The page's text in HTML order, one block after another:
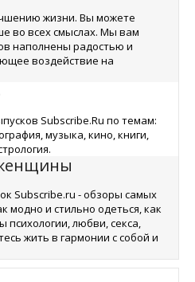
жизни. Вы можете
во всех смыслах. Мы вам
наполнены радостью и
воздействие на
Subscribe.Ru по темам:
музыка, кино, книги,
Subscribe.ru - обзоры самых
модно и стильно одеться, как
психологии, любви, секса,
жить в гармонии с собой и